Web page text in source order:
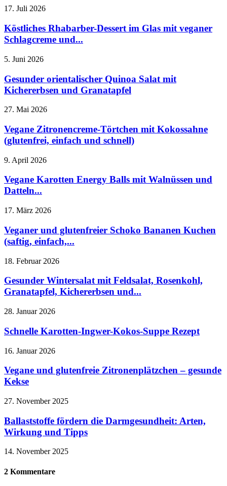
17. Juli 2026
Köstliches Rhabarber-Dessert im Glas mit veganer
Schlagcreme und...
5. Juni 2026
Gesunder orientalischer Quinoa Salat mit
Kichererbsen und Granatapfel
27. Mai 2026
Vegane Zitronencreme-Törtchen mit Kokossahne
(glutenfrei, einfach und schnell)
9. April 2026
Vegane Karotten Energy Balls mit Walnüssen und
Datteln...
17. März 2026
Veganer und glutenfreier Schoko Bananen Kuchen
(saftig, einfach,...
18. Februar 2026
Gesunder Wintersalat mit Feldsalat, Rosenkohl,
Granatapfel, Kichererbsen und...
28. Januar 2026
Schnelle Karotten-Ingwer-Kokos-Suppe Rezept
16. Januar 2026
Vegane und glutenfreie Zitronenplätzchen – gesunde
Kekse
27. November 2025
Ballaststoffe fördern die Darmgesundheit: Arten,
Wirkung und Tipps
14. November 2025
2 Kommentare